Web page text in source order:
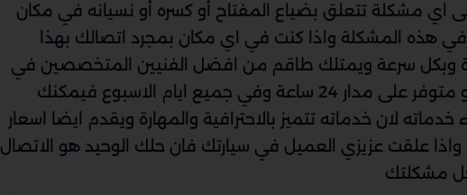
اي مشكلة تتعلق بضياع المفتاح أو كسره أو نسيانه في مكان
هذه المشكلة واذا كنت في اي مكان بمجرد اتصالك بهذا
وبكل سرعة ويمتلك طاقم من افضل الفنيين المتخصصين في
فتح السيارات والعديد من الخدمات الاخرى وهو متوفر على مدار 24 ساعة وفي جميع ايام الاسبوع فيمكنك
لان خدماته تتميز بالاحترافية والمهارة ويقدم ايضا اسعار
واذا علقت عزيزي العميل في سيارتك فان حلك الوحيد هو الاتصال
مشكلتك